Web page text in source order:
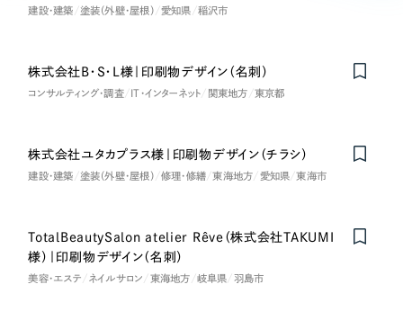
を残す資産型DX支援をご提供します
マーケティングDX支援
すべて （624件）
ブランドサイト・サービスサイト （85件）
求人・採用サイト
ポータルサイト・メディアサイト （39件）
LP（ランディングページ） （28件）
コーポレート・企業サイト
ブランドサイト・サービスサイト
ECサイト（オンラインショップ）
LP（ランディングページ）
建設・建築 塗装（外壁・屋根） 愛知県 稲沢市
株式会社B・S・L様｜印刷物デザイン（名刺）
コンサルティング・調査 IT・インターネット 関東地方 東京都
株式会社ユタカプラス様｜印刷物デザイン（チラシ）
建設・建築 塗装（外壁・屋根） 修理・修繕 東海地方 愛知県 東海市
TotalBeautySalon atelier Rêve（株式会社TAKUMI
様）｜印刷物デザイン（名刺）
美容・エステ ネイルサロン 東海地方 岐阜県 羽島市